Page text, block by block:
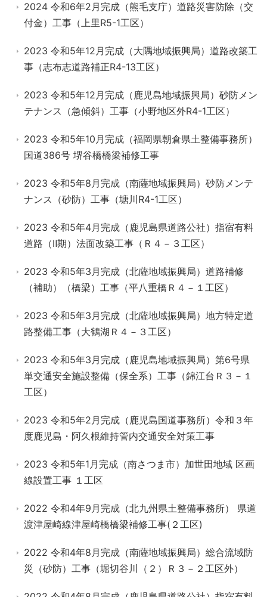
2024 令和6年2月完成（熊毛支庁）道路災害防除（交
付金）工事（上里R5-1工区）
2023 令和5年12月完成（大隅地域振興局）道路改築工
事（志布志道路補正R4-13工区）
2023 令和5年12月完成（鹿児島地域振興局）砂防メン
テナンス（急傾斜）工事（小野地区外R4-1工区）
2023 令和5年10月完成（福岡県朝倉県土整備事務所）
国道386号 堺谷橋橋梁補修工事
2023 令和5年8月完成（南薩地域振興局）砂防メンテ
ナンス（砂防）工事（塘川R4-1工区）
2023 令和5年4月完成（鹿児島県道路公社）指宿有料
道路（Ⅱ期）法面改築工事（Ｒ４－３工区）
2023 令和5年3月完成（北薩地域振興局）道路補修
（補助）（橋梁）工事（平八重橋Ｒ４－１工区）
2023 令和5年3月完成（北薩地域振興局）地方特定道
路整備工事（大鶴湖Ｒ４－３工区）
2023 令和5年3月完成（鹿児島地域振興局）第6号県
単交通安全施設整備（保全系）工事（錦江台Ｒ３－１
工区）
2023 令和5年2月完成（鹿児島国道事務所）令和３年
度鹿児島・阿久根維持管内交通安全対策工事
2023 令和5年1月完成（南さつま市）加世田地域 区画
線設置工事 １工区
2022 令和4年9月完成（北九州県土整備事務所） 県道
渡津屋崎線津屋崎橋橋梁補修工事(２工区)
2022 令和4年8月完成（南薩地域振興局）総合流域防
災（砂防）工事（堀切谷川（２）Ｒ３－２工区外）